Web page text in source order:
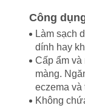
Công
Làm sạch
dính hay
Cấp ẩm
màng.
eczema và
Không